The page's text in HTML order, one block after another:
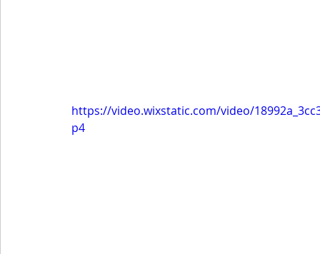
https://video.wixstatic.com/video/
p4